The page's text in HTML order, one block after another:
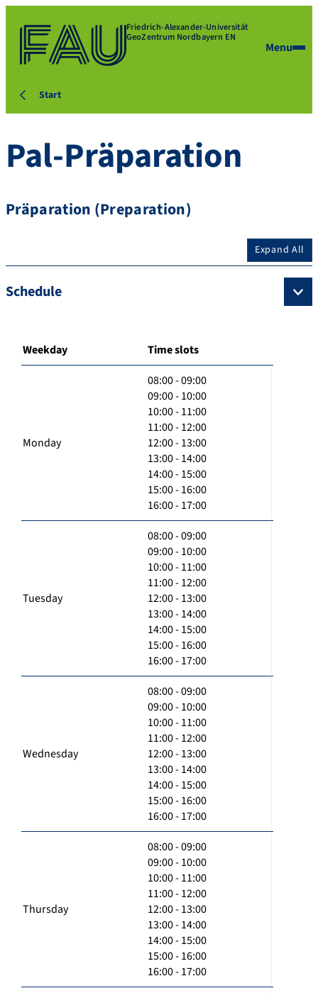
Friedrich-Alexander-Universität
GeoZentrum Nordbayern EN
Menu
Start
Pal-Präparation
Präparation (Preparation)
Expand All
Schedule
Weekday Time slots
Monday
08:00 - 09:00
09:00 - 10:00
10:00 - 11:00
11:00 - 12:00
12:00 - 13:00
13:00 - 14:00
14:00 - 15:00
15:00 - 16:00
16:00 - 17:00
Tuesday
08:00 - 09:00
09:00 - 10:00
10:00 - 11:00
11:00 - 12:00
12:00 - 13:00
13:00 - 14:00
14:00 - 15:00
15:00 - 16:00
16:00 - 17:00
Wednesday
08:00 - 09:00
09:00 - 10:00
10:00 - 11:00
11:00 - 12:00
12:00 - 13:00
13:00 - 14:00
14:00 - 15:00
15:00 - 16:00
16:00 - 17:00
Thursday
08:00 - 09:00
09:00 - 10:00
10:00 - 11:00
11:00 - 12:00
12:00 - 13:00
13:00 - 14:00
14:00 - 15:00
15:00 - 16:00
16:00 - 17:00